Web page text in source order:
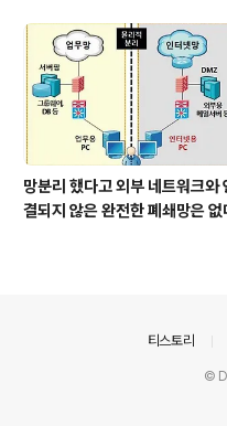
망분리 했다고 외부 네트워크와
결되지 않은 완전한 폐쇄망은 없
티스토리
©